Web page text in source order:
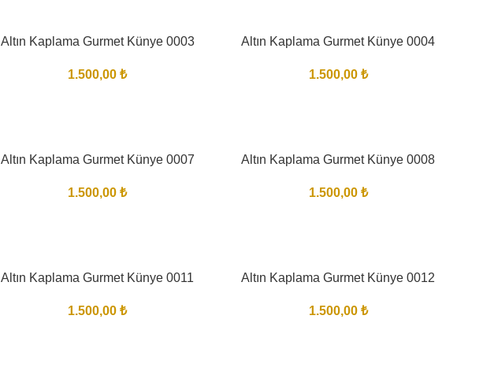
Altın Kaplama Gurmet Künye 0003
1.500,00₺
Altın Kaplama Gurmet Künye 0004
1.500,00 ₺
Altın Kaplama Gurmet Künye 0007
1.500,00₺
Altın Kaplama Gurmet Künye 0008
1.500,00 ₺
Altın Kaplama Gurmet Künye 0011
1.500,00₺
Altın Kaplama Gurmet Künye 0012
1.500,00 ₺